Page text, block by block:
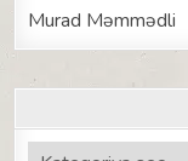
Murad Məmmədli
Kateqoriyalar